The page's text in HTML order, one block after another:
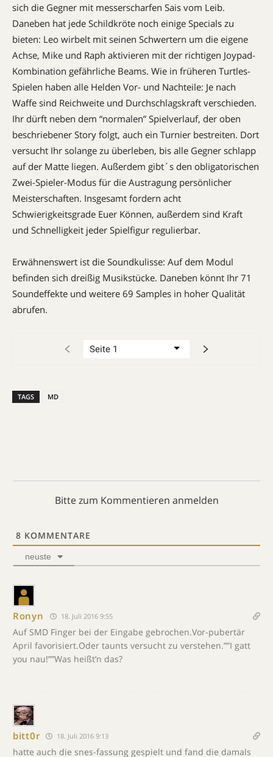
sich die Gegner mit messerscharfen Sais vom Leib.
Daneben hat jede Schildkröte noch einige Specials zu
bieten: Leo wirbelt mit seinen Schwertern um die eigene
Achse, Mike und Raph aktivieren mit der richtigen Joypad-
Kombination gefährliche Beams. Wie in früheren Turtles-
Spielen haben alle Helden Vor- und Nachteile: Je nach
Waffe sind Reichweite und Durchschlagskraft verschieden.
Ihr dürft neben dem “normalen” Spielverlauf, der oben
beschriebener Story folgt, auch ein Turnier bestreiten. Dort
versucht Ihr solange zu überleben, bis alle Gegner schlapp
auf der Matte liegen. Außerdem gibt´s den obligatorischen
Zwei-Spieler-Modus für die Austragung persönlicher
Meisterschaften. Insgesamt fordern acht
Schwierigkeitsgrade Euer Können, außerdem sind Kraft
und Schnelligkeit jeder Spielfigur regulierbar.
Erwähnenswert ist die Soundkulisse: Auf dem Modul
befinden sich dreißig Musikstücke. Daneben könnt Ihr 71
Soundeffekte und weitere 69 Samples in hoher Qualität
abrufen.
TAGS MD
Bitte zum Kommentieren anmelden
8 KOMMENTARE
neuste
Ronyn 18. Juli 2016 9:55
Auf SMD Finger bei der Eingabe gebrochen.Vor-pubertär
April favorisiert.Oder taunts versucht zu verstehen.””I gatt
you nau!””Was heißt’n das?
bitt0r 18. Juli 2016 9:13
hatte auch die snes-fassung gespielt und fand die damals